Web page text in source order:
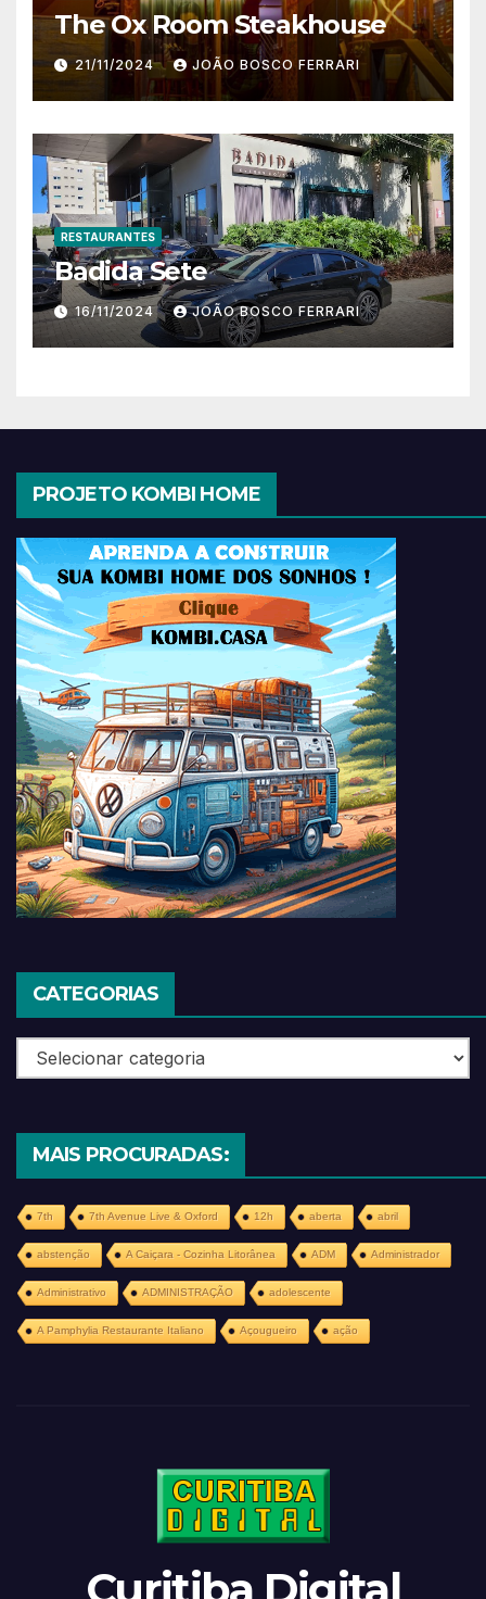
The Ox Room Steakhouse
21/11/2024 JOÃO BOSCO FERRARI
RESTAURANTES
Badida Sete
16/11/2024 JOÃO BOSCO FERRARI
PROJETO KOMBI HOME
CATEGORIAS
Categorias
MAIS PROCURADAS:
7th 7th Avenue Live & Oxford 12h aberta abril
abstenção A Caiçara - Cozinha Litorânea ADM Administrador
Administrativo ADMINISTRAÇÃO adolescente
A Pamphylia Restaurante Italiano Açougueiro ação